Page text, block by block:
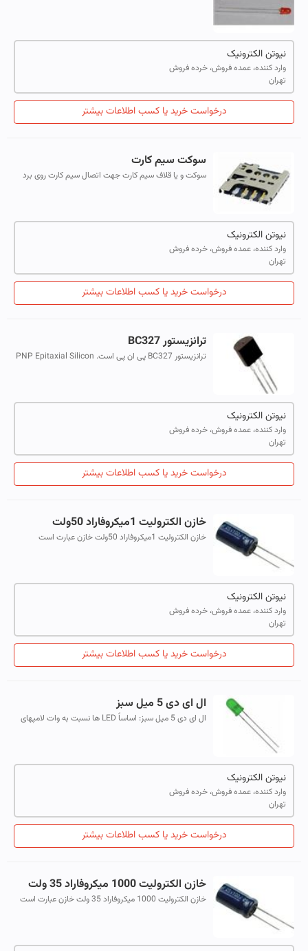
نیوتن الکترونیک
وارد کننده، عمده فروش، خرده فروش
تهران
درخواست خرید یا کسب اطلاعات بیشتر
سوکت سیم کارت
سوکت و یا قلاف سیم کارت جهت اتصال سیم کارت روى برد
نیوتن الکترونیک
وارد کننده، عمده فروش، خرده فروش
تهران
درخواست خرید یا کسب اطلاعات بیشتر
ترانزیستور BC327
ترانزیستور BC327 پی ان پی است. PNP Epitaxial Silicon
نیوتن الکترونیک
وارد کننده، عمده فروش، خرده فروش
تهران
درخواست خرید یا کسب اطلاعات بیشتر
خازن الکترولیت 1میکروفاراد 50ولت
خازن الکترولیت 1میکروفاراد 50ولت خازن عبارت است
نیوتن الکترونیک
وارد کننده، عمده فروش، خرده فروش
تهران
درخواست خرید یا کسب اطلاعات بیشتر
ال ای دی 5 میل سبز
ال ای دی 5 میل سبز: اساساً LED ها نسبت به وات لامپهای
نیوتن الکترونیک
وارد کننده، عمده فروش، خرده فروش
تهران
درخواست خرید یا کسب اطلاعات بیشتر
خازن الکترولیت 1000 میکروفاراد 35 ولت
خازن الکترولیت 1000 میکروفاراد 35 ولت خازن عبارت است